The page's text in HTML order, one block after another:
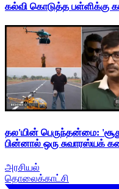
கல்வி கொடுத்த பள்ளிக்கு
தல'யின் பெருந்தன்மை:
பின்னால் ஒரு சுவாரஸ்யக்
அரசியல்
தொலைக்காட்சி